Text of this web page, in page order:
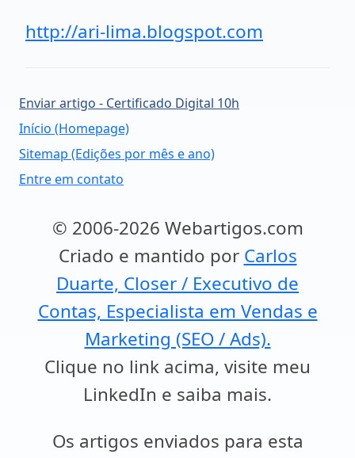
http://ari-lima.blogspot.com
Enviar artigo - Certificado Digital 10h
Início (Homepage)
Sitemap (Edições por mês e ano)
Entre em contato
© 2006-2026 Webartigos.com
Criado e mantido por Carlos
Duarte, Closer / Executivo de
Contas, Especialista em Vendas e
Marketing (SEO / Ads).
Clique no link acima, visite meu
LinkedIn e saiba mais.
Os artigos enviados para esta